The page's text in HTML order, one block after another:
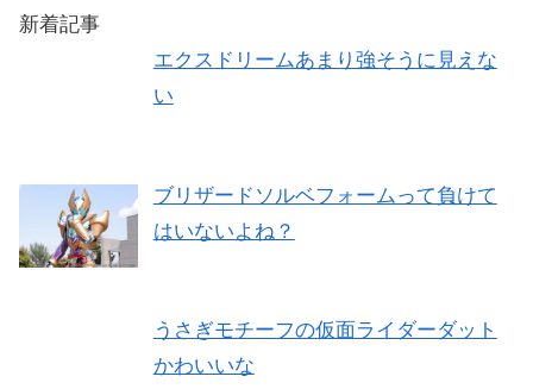
新着記事
エクスドリームあまり強そうに見えな
い
ブリザードソルベフォームって負けて
はいないよね？
うさぎモチーフの仮面ライダーダット
かわいいな